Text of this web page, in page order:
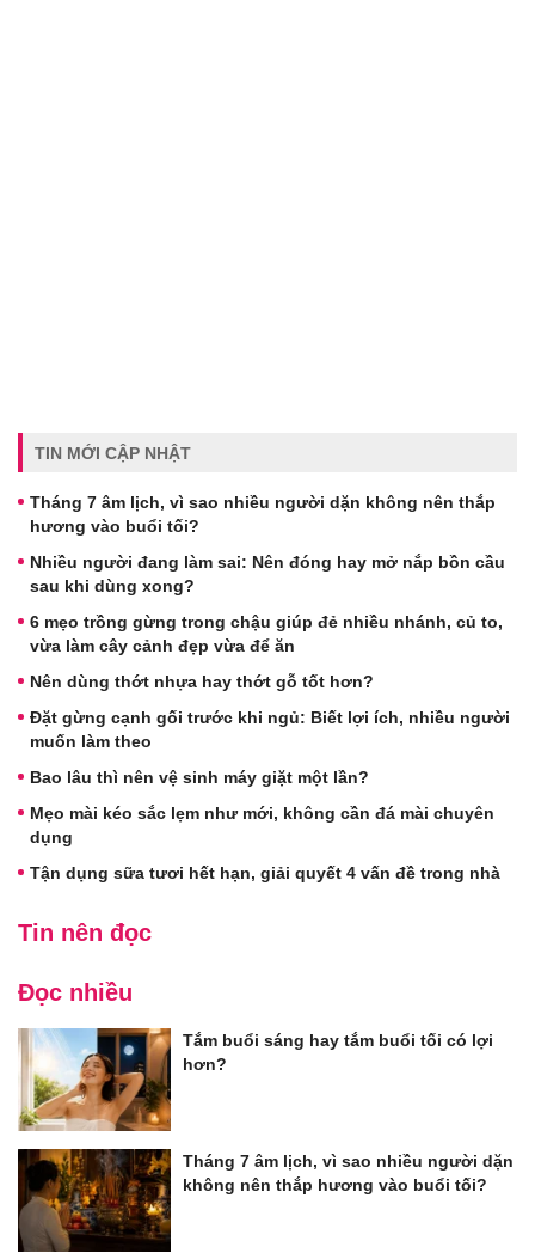
TIN MỚI CẬP NHẬT
Tháng 7 âm lịch, vì sao nhiều người dặn không nên thắp
hương vào buổi tối?
Nhiều người đang làm sai: Nên đóng hay mở nắp bồn cầu
sau khi dùng xong?
6 mẹo trồng gừng trong chậu giúp đẻ nhiều nhánh, củ to,
vừa làm cây cảnh đẹp vừa để ăn
Nên dùng thớt nhựa hay thớt gỗ tốt hơn?
Đặt gừng cạnh gối trước khi ngủ: Biết lợi ích, nhiều người
muốn làm theo
Bao lâu thì nên vệ sinh máy giặt một lần?
Mẹo mài kéo sắc lẹm như mới, không cần đá mài chuyên
dụng
Tận dụng sữa tươi hết hạn, giải quyết 4 vấn đề trong nhà
Tin nên đọc
Đọc nhiều
Tắm buổi sáng hay tắm buổi tối có lợi
hơn?
Tháng 7 âm lịch, vì sao nhiều người dặn
không nên thắp hương vào buổi tối?